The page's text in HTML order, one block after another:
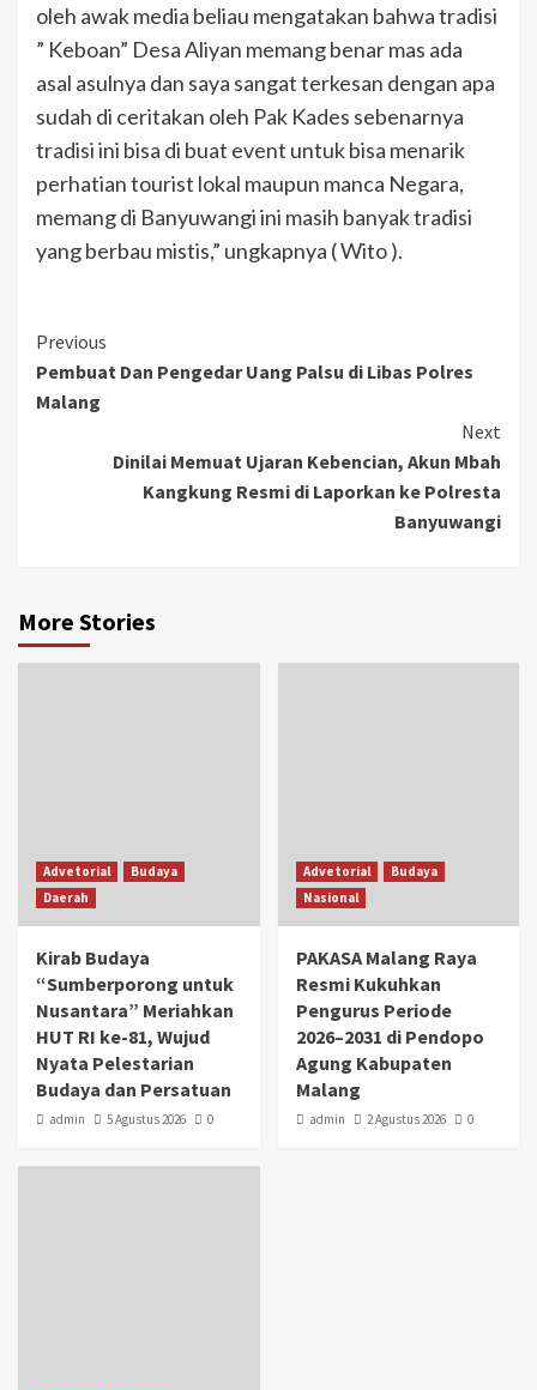
oleh awak media beliau mengatakan bahwa tradisi
” Keboan” Desa Aliyan memang benar mas ada
asal asulnya dan saya sangat terkesan dengan apa
sudah di ceritakan oleh Pak Kades sebenarnya
tradisi ini bisa di buat event untuk bisa menarik
perhatian tourist lokal maupun manca Negara,
memang di Banyuwangi ini masih banyak tradisi
yang berbau mistis,” ungkapnya ( Wito ).
Previous
Pembuat Dan Pengedar Uang Palsu di Libas Polres
Malang
Next
Dinilai Memuat Ujaran Kebencian, Akun Mbah
Kangkung Resmi di Laporkan ke Polresta
Banyuwangi
More Stories
Advetorial
Budaya
Daerah
Kirab Budaya
“Sumberporong untuk
Nusantara” Meriahkan
HUT RI ke-81, Wujud
Nyata Pelestarian
Budaya dan Persatuan
admin 5 Agustus 2026 0
Advetorial
Budaya
Nasional
PAKASA Malang Raya
Resmi Kukuhkan
Pengurus Periode
2026–2031 di Pendopo
Agung Kabupaten
Malang
admin 2 Agustus 2026 0